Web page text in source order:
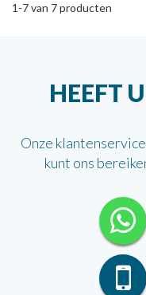
1-7van 7producten
HEEFT
Onze
kunt ons